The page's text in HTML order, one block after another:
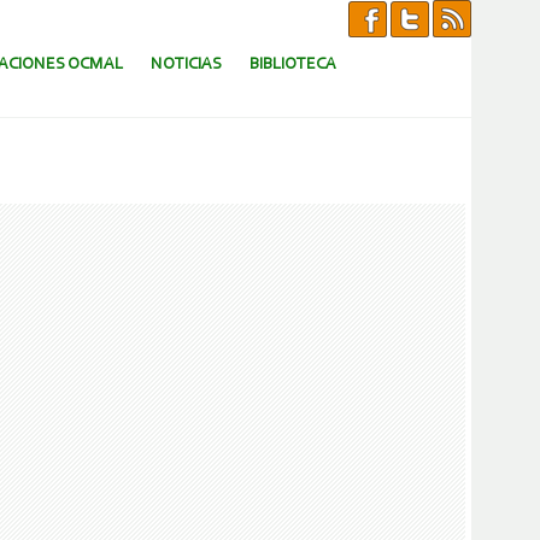
OCMAL NOTICIAS BIBLIOTECA